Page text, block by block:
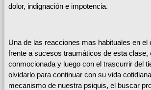
dolor, indignación e impotencia.
Una de las reacciones mas habituales en el
frente a sucesos traumáticos de esta clase,
conmocionada y luego con el trascurrir del
olvidarlo para continuar con su vida
mecanismo de nuestra psiquis, el buscar